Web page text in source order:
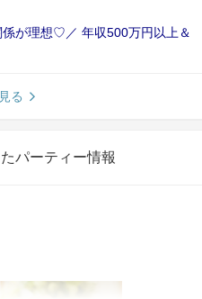
係が理想♡／ 年収500万円以上＆
る
パーティー情報